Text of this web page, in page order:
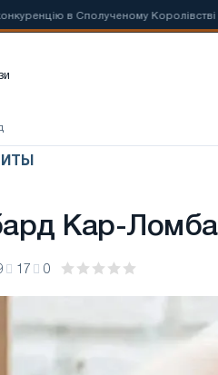
в Сполученому Королівстві
Кар-
17 0